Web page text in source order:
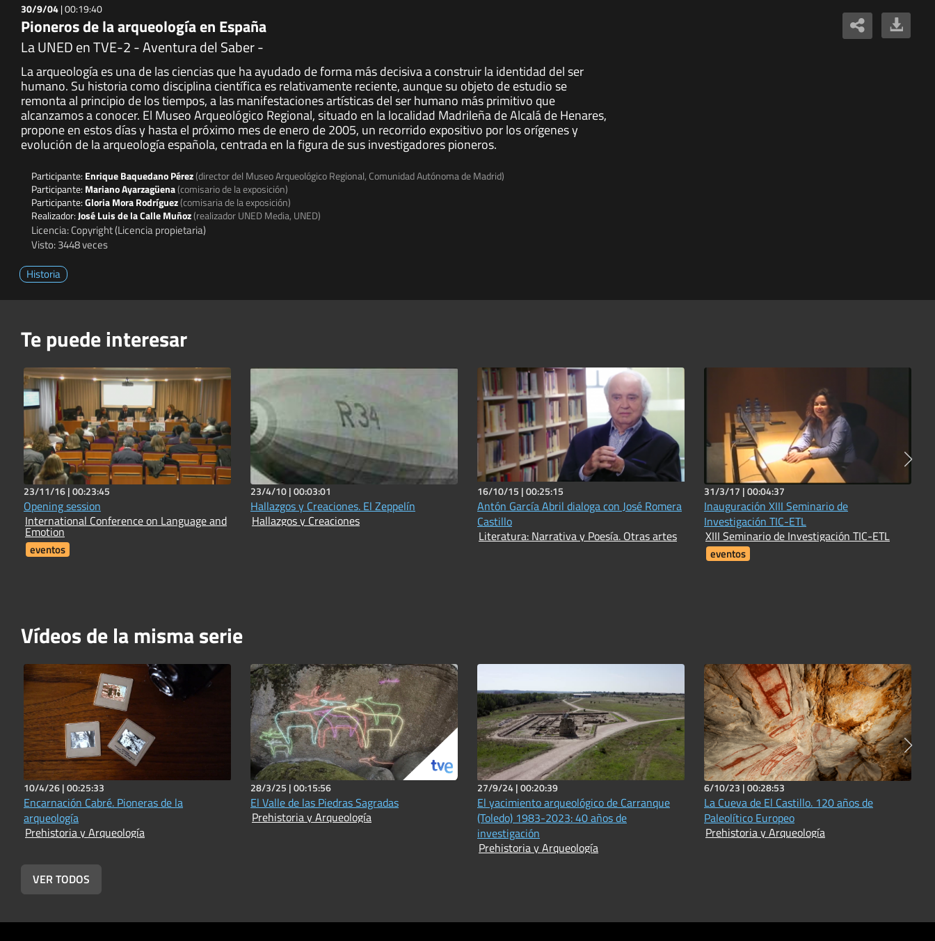
30/9/04|00:19:40
Pioneros de la arqueología en España
La UNED en TVE-2 - Aventura del Saber -
La arqueología es una de las ciencias que ha ayudado de forma más decisiva a construir la identidad del ser
humano. Su historia como disciplina científica es relativamente reciente, aunque su objeto de estudio se
remonta al principio de los tiempos, a las manifestaciones artísticas del ser humano más primitivo que
alcanzamos a conocer. El Museo Arqueológico Regional, situado en la localidad Madrileña de Alcalá de Henares,
propone en estos días y hasta el próximo mes de enero de 2005, un recorrido expositivo por los orígenes y
evolución de la arqueología española, centrada en la figura de sus investigadores pioneros.
Participante: Enrique Baquedano Pérez(director del Museo Arqueológico Regional, Comunidad Autónoma de Madrid)
Participante: Mariano Ayarzagüena(comisario de la exposición)
Participante:Gloria Mora Rodríguez(comisaria de la exposición)
Realizador:José Luis de la Calle Muñoz(realizador UNED Media, UNED)
Licencia: Copyright (Licencia propietaria)
Visto: 3448 veces
Historia
Te puede interesar
23/11/16 |00:23:45
Opening session
International Conference on Language and
Emotion
eventos
23/4/10 |00:03:01
Hallazgos y Creaciones. El Zeppelín
Hallazgos y Creaciones
16/10/15 |00:25:15
Antón García Abril dialoga con José Romera
Castillo
Literatura: Narrativa y Poesía. Otras artes
31/3/17 |00:04:37
Inauguración XIII Seminario de
Investigación TIC-ETL
XIII Seminario de Investigación TIC-ETL
eventos
Vídeos de la misma serie
10/4/26 |00:25:33
Encarnación Cabré. Pioneras de la
arqueología
Prehistoria y Arqueología
28/3/25 |00:15:56
El Valle de las Piedras Sagradas
Prehistoria y Arqueología
27/9/24 |00:20:39
El yacimiento arqueológico de Carranque
(Toledo) 1983-2023: 40 años de
investigación
Prehistoria y Arqueología
6/10/23 |00:28:53
La Cueva de El Castillo. 120 años de
Paleolítico Europeo
Prehistoria y Arqueología
VER TODOS